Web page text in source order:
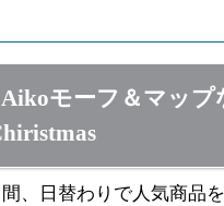
モーフ＆マッ
、日替わりで人気商品